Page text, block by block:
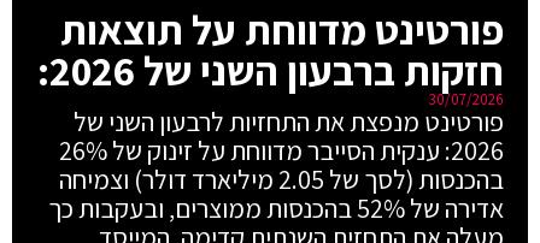
פורטינט מדווחת על תוצאות
חזקות ברבעון השני של 2026:
30/07/2026
פורטינט מנפצת את התחזיות לרבעון השני של
2026: ענקית הסייבר מדווחת על זינוק של 26%
בהכנסות (לסך של 2.05 מיליארד דולר) וצמיחה
אדירה של 52% בהכנסות ממוצרים, ובעקבות כך